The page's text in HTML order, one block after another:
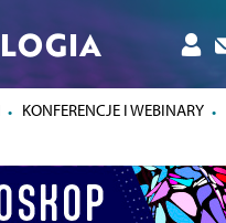
KONFERENCJE I WEBINARY